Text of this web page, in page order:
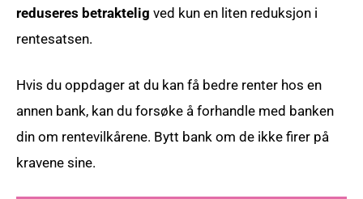
reduseres betraktelig ved kun en liten reduksjon i
rentesatsen.
Hvis du oppdager at du kan få bedre renter hos en
annen bank, kan du forsøke å forhandle med banken
din om rentevilkårene. Bytt bank om de ikke firer på
kravene sine.